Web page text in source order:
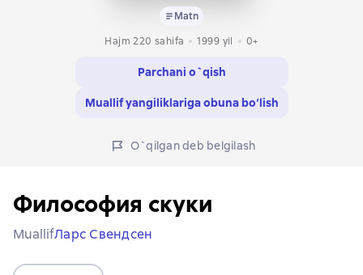
Matn
Hajm 220 sahifa
1999 yil 0+
Parchani o`qish
Muallif yangiliklariga obuna bo‘lish
O`qilgan deb belgilash
Философия скуки
MuallifЛарс Свендсен